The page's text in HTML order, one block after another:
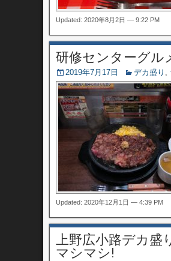
Updated: 2020年8月2日 — 9:22 PM
研修センターグル
2019年7月17日 デカ盛り ,
Updated: 2020年12月1日 — 4:39 PM
上野広小路デカ盛
マシマシ!